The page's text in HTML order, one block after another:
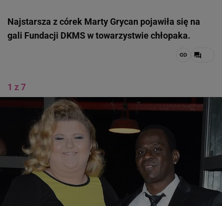
Najstarsza z córek Marty Grycan pojawiła się na
gali Fundacji DKMS w towarzystwie chłopaka.
1 z 7